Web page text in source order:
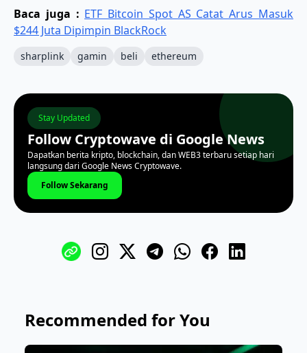
Baca juga : ETF Bitcoin Spot AS Catat Arus Masuk
$244 Juta Dipimpin BlackRock
sharplink gamin beli ethereum
Stay Updated
Follow Cryptowave di Google News
Dapatkan berita kripto, blockchain, dan WEB3 terbaru setiap hari
langsung dari Google News Cryptowave.
Follow Sekarang
Recommended for You